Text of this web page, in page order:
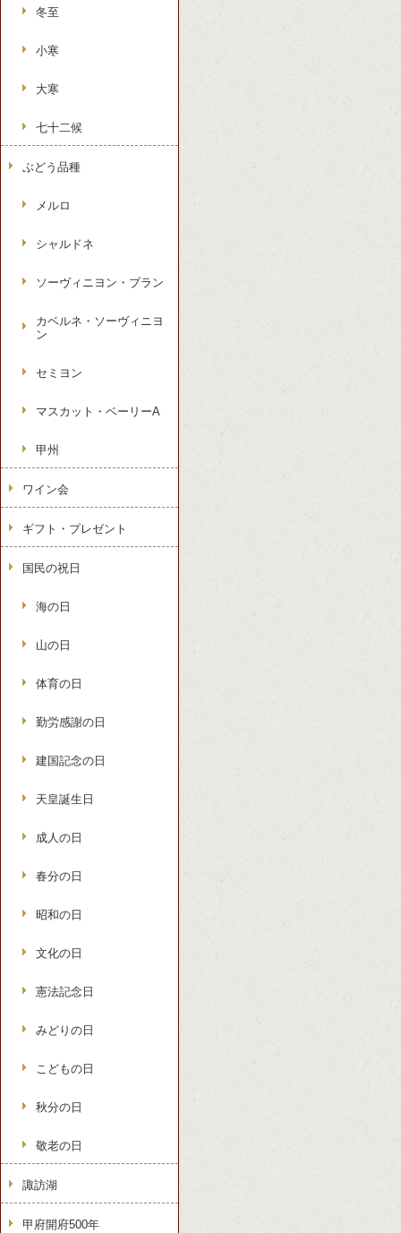
冬至
小寒
大寒
七十二候
ぶどう品種
メルロ
シャルドネ
ソーヴィニヨン・ブラン
カベルネ・ソーヴィニヨ
ン
セミヨン
マスカット・ベーリーA
甲州
ワイン会
ギフト・プレゼント
国民の祝日
海の日
山の日
体育の日
勤労感謝の日
建国記念の日
天皇誕生日
成人の日
春分の日
昭和の日
文化の日
憲法記念日
みどりの日
こどもの日
秋分の日
敬老の日
諏訪湖
甲府開府500年